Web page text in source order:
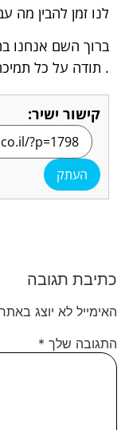
לנו זמן להבין מה
ברוך השם אנחנו
. תודה על כל
קישור ישיר:
העתק
כתיבת תגובה
האימייל לא יוצג
התגובה שלך *